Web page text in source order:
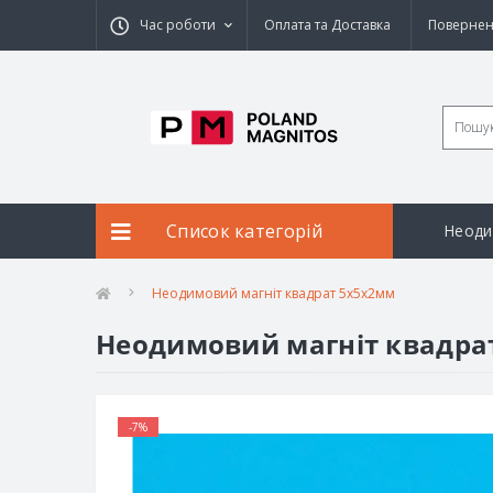
Час роботи Оплата та Доставка
Список категорій
Неодимовий магніт квадрат 5х5х2мм
Неодимовий магніт
-7%